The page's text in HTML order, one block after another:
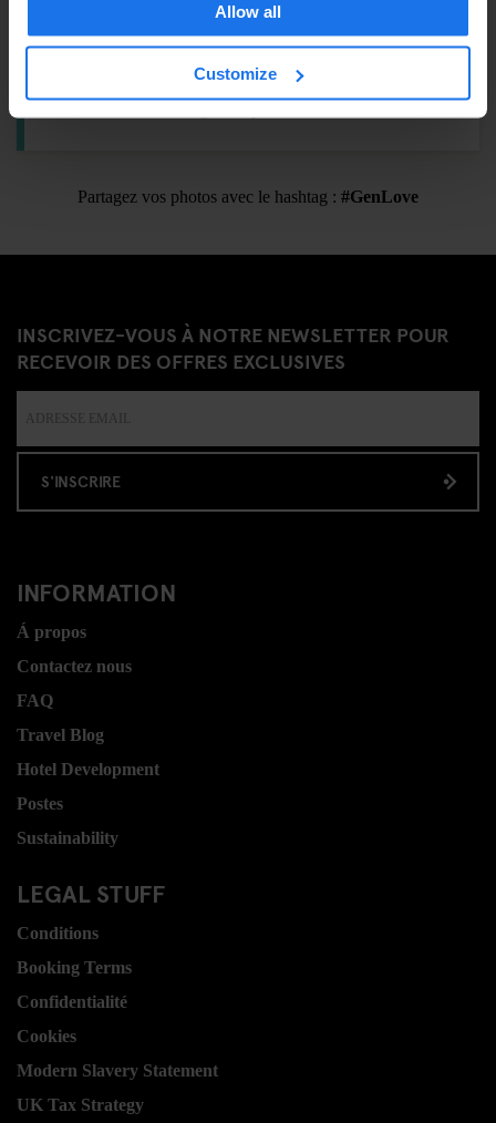
Allow all
Customize
Distributeur automatique
Rez-de-chaussée :Espace petit déjeuner
Casiers – À partir de€3
Partagez vos photos avec le hashtag : #GenLove
INSCRIVEZ-VOUS À NOTRE NEWSLETTER POUR
RECEVOIR DES OFFRES EXCLUSIVES
S'INSCRIRE
INFORMATION
Á propos
Contactez nous
FAQ
Travel Blog
Hotel Development
Postes
Sustainability
LEGAL STUFF
Conditions
Booking Terms
Confidentialité
Cookies
Modern Slavery Statement
UK Tax Strategy